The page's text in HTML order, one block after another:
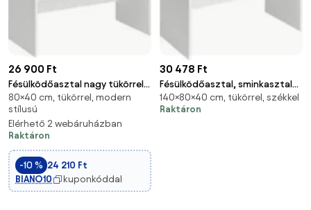
26 900 Ft
Fésülködőasztal nagy tükörrel,
2 fiókkal, modern kozmetikai
asztal, fehér
80×40 cm, tükörrel, modern
stílusú
Elérhető 2 webáruházban
Raktáron
-10 % 24 210 Ft
BIANO10
kuponkóddal
30 478 Ft
Fésülködőasztal, sminkasztal
tükörrel fiókokkal, fehér
80x40x140cm
140×80×40 cm, tükörrel, székkel
Raktáron